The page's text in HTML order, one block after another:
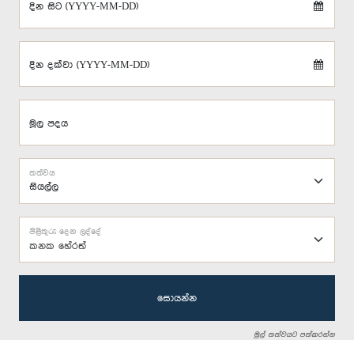
දින සිට (YYYY-MM-DD)
දින දක්වා (YYYY-MM-DD)
මූල පදය
තත්වය
කනක හේරත්
පිළිතුරු දෙන ලද්දේ
සොයන්න
මුල් තත්වයට පත්කරන්න